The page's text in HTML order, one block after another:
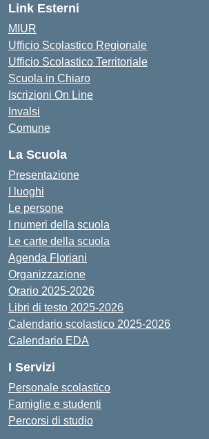
Link Esterni
MIUR
Ufficio Scolastico Regionale
Ufficio Scolastico Territoriale
Scuola in Chiaro
Iscrizioni On Line
Invalsi
Comune
La Scuola
Presentazione
I luoghi
Le persone
I numeri della scuola
Le carte della scuola
Agenda Floriani
Organizzazione
Orario 2025-2026
Libri di testo 2025-2026
Calendario scolastico 2025-2026
Calendario EDA
I Servizi
Personale scolastico
Famiglie e studenti
Percorsi di studio